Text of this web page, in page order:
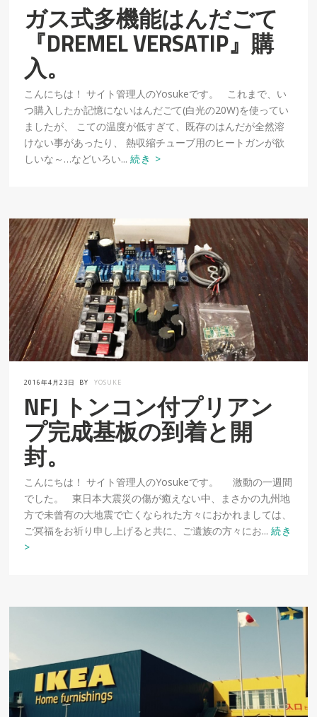
ガス式多機能はんだごて
『DREMEL VERSATIP』購
入。
こんにちは！ サイト管理人のYosukeです。 これまで、い
つ購入したか記憶にないはんだごて(白光の20W)を使ってい
ましたが、 こての温度が低すぎて、既存のはんだが全然溶
けない事があったり、 熱収縮チューブ用のヒートガンが欲
しいな～…などいろい...続き >
2016年4月23日 BY YOSUKE
NFJ トンコン付プリアン
プ完成基板の到着と開
封。
こんにちは！ サイト管理人のYosukeです。 激動の一週間
でした。 東日本大震災の傷が癒えない中、まさかの九州地
方で未曾有の大地震で亡くなられた方々におかれましては、
ご冥福をお祈り申し上げると共に、ご遺族の方々にお...続き
>